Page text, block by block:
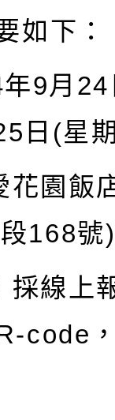
如下：
年9月 24
日 (星
花園飯
168號
採線上
code